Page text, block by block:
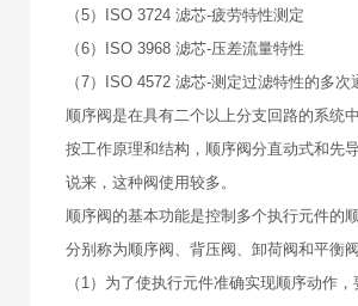
（5）ISO 3724 滤芯-疲劳特性测定
（6）ISO 3968 滤芯-压差流量特性
（7）ISO 4572 滤芯-测定过滤特性的多次
顺序阀是在具有二个以上分支回路的系统
按工作原理和结构，顺序阀分直动式和先
说来，这种阀使用较多。
顺序阀的基本功能是控制多个执行元件的
分别称为顺序阀、背压阀、卸荷阀和平衡
（1）为了使执行元件准确实现顺序动作